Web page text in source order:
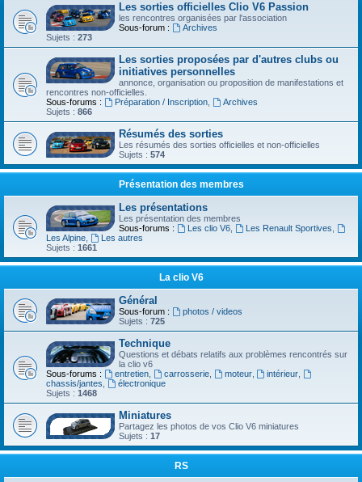
Les sorties officielles Clio V6 Passion
les rencontres organisées par l'association
Sous-forum :
Archives
Sujets : 273
Les sorties proposées par d'autres clubs ou
initiatives personnelles
annonce, organisation ou proposition de manifestations et
rencontres non-officielles.
Sous-forums :
Préparation / Inscription,
Archives
Sujets : 866
Résumés des sorties
Les résumés des sorties officielles et non-officielles
Sujets : 574
Présentation des membres
Les présentations
Les présentation des membres
Sous-forums :
Les clio V6, Les Renault Sportives,
Les Alpine,
Les autres
Sujets : 1661
La clio V6
Général
Sous-forum :
photos / videos
Sujets : 725
Technique
Questions et débats relatifs aux problèmes rencontrés sur
la clio v6
Sous-forums :
entretien, carrosserie, moteur, intérieur,
chassis/jantes,
électronique
Sujets : 1468
Miniatures
Partagez les photos de vos Clio V6 miniatures
Sujets : 17
RS